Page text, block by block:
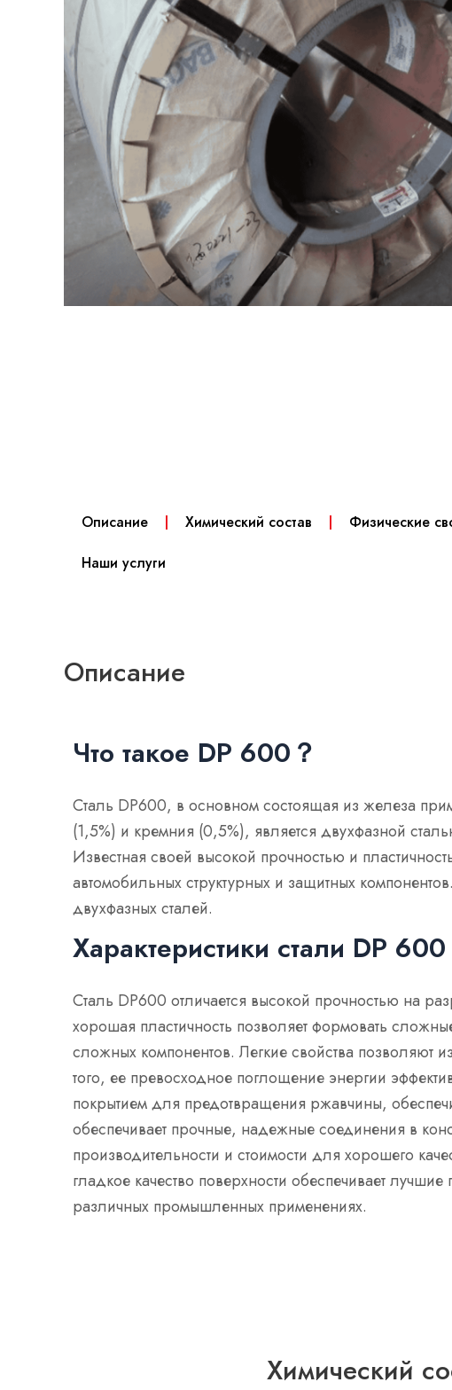
Описание Химический состав Физические
Наши услуги
Описание
Что такое DP 600？
Сталь DP600, в основном состоящая из железа
(1,5%) и кремния (0,5%), является двухфазной
Известная своей высокой прочностью и
автомобильных структурных и защитных
двухфазных сталей.
Характеристики стали DP 600
Сталь DP600 отличается высокой прочностью на
хорошая пластичность позволяет формовать
сложных компонентов. Легкие свойства позволяют
того, ее превосходное поглощение энергии
покрытием для предотвращения ржавчины,
обеспечивает прочные, надежные соединения в
производительности и стоимости для хорошего
гладкое качество поверхности обеспечивает
различных промышленных применениях.
Химический